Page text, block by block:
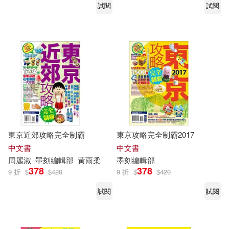
試閱
試閱
東京近郊攻略完全制霸
中文書
周麗淑 墨刻編輯部 黃雨柔
9 折 $378 $420
試閱
東京攻略完全制霸2017
中文書
墨刻編輯部
9 折 $378 $420
試閱